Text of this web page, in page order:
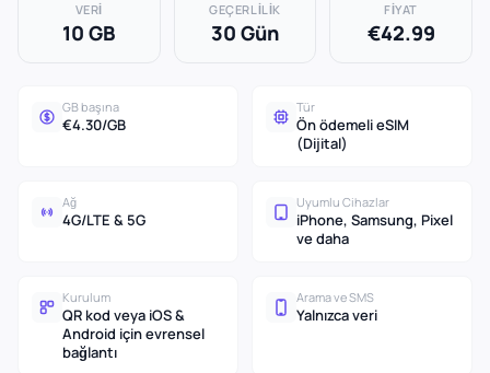
VERI
10 GB
GEÇERLILIK
30 Gün
FIYAT
€42.99
GB başına
€4.30/GB
Tür
Ön ödemeli eSIM
(Dijital)
Ağ
4G/LTE & 5G
Uyumlu Cihazlar
iPhone, Samsung, Pixel
ve daha
Kurulum
QR kod veya iOS &
Android için evrensel
bağlantı
Arama ve SMS
Yalnızca veri